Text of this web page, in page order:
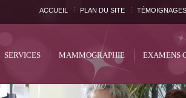
ACCUEIL PLAN DU SITE TÉMOIGNAGES
SERVICES MAMMOGRAPHIE EXAMENS